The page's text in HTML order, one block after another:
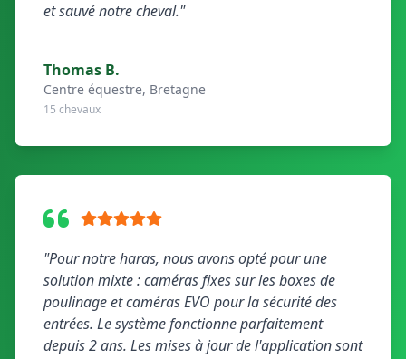
et sauvé notre cheval."
Thomas B.
Centre équestre, Bretagne
15 chevaux
"Pour notre haras, nous avons opté pour une
solution mixte : caméras fixes sur les boxes de
poulinage et caméras EVO pour la sécurité des
entrées. Le système fonctionne parfaitement
depuis 2 ans. Les mises à jour de l'application sont